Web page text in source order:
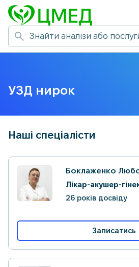
УЗД нирок
Наші спеціалісти
Боклаженко
Лікар-акушер-
26 років досвіду
Записатись